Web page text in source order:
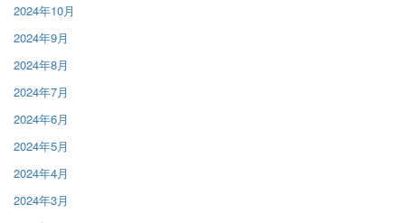
2024年10月
2024年9月
2024年8月
2024年7月
2024年6月
2024年5月
2024年4月
2024年3月